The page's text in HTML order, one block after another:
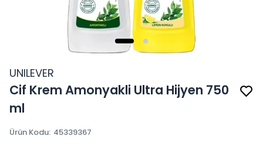
UNILEVER
Cif Krem Amonyakli Ultra Hijyen 750
ml
Ürün Kodu: 45339367